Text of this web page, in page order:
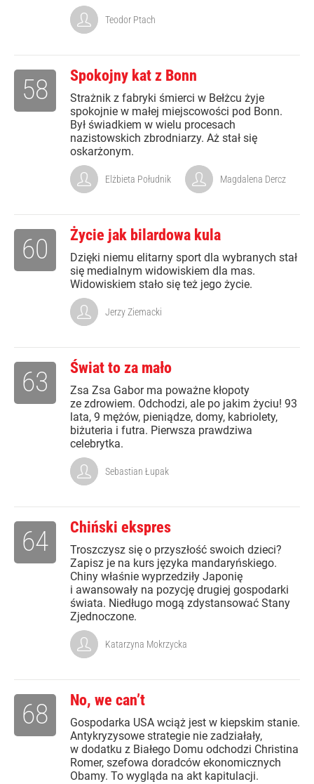
Teodor Ptach
Spokojny kat z Bonn
Strażnik z fabryki śmierci w Bełżcu żyje
spokojnie w małej miejscowości pod Bonn.
Był świadkiem w wielu procesach
nazistowskich zbrodniarzy. Aż stał się
oskarżonym.
58
Elżbieta Południk Magdalena Dercz
Życie jak bilardowa kula
Dzięki niemu elitarny sport dla wybranych stał
się medialnym widowiskiem dla mas.
Widowiskiem stało się też jego życie.
60
Jerzy Ziemacki
Świat to za mało
Zsa Zsa Gabor ma poważne kłopoty
ze zdrowiem. Odchodzi, ale po jakim życiu! 93
lata, 9 mężów, pieniądze, domy, kabriolety,
biżuteria i futra. Pierwsza prawdziwa
celebrytka.
63
Sebastian Łupak
Chiński ekspres
Troszczysz się o przyszłość swoich dzieci?
Zapisz je na kurs języka mandaryńskiego.
Chiny właśnie wyprzedziły Japonię
i awansowały na pozycję drugiej gospodarki
świata. Niedługo mogą zdystansować Stany
Zjednoczone.
64
Katarzyna Mokrzycka
No, we can’t
Gospodarka USA wciąż jest w kiepskim stanie.
Antykryzysowe strategie nie zadziałały,
w dodatku z Białego Domu odchodzi Christina
Romer, szefowa doradców ekonomicznych
Obamy. To wygląda na akt kapitulacji.
68